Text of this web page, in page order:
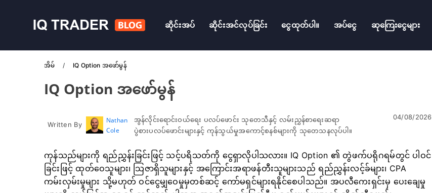
ဆိုင်းအပ် ဆိုင်းအင်လုပ်ခြင်း ငွေထုတ်ပါ။ အပ်ငွေ ဆုကြေးငွေများ
အိမ် IQ Option အဖော်မွန်
IQ Option အဖော်မွန်
Written By
Nathan
Cole
အွန်လိုင်းရောင်းဝယ်ရေး ပလပ်ဖောင်း သုတေသီနှင့် လမ်းညွှန်စာရေးဆရာ
ပွဲစားပလပ်ဖောင်းများနှင့် ကုန်သွယ်မှုအကောင့်စနစ်များကို သုတေသနလုပ်ပါ။
04/08/2026
ကုန်သည်များကို ရည်ညွှန်းခြင်းဖြင့် သင့်ပရိသတ်ကို ငွေရှာလိုပါသလား။ IQ Option ၏ တွဲဖက်ပရိုဂရမ်တွင် ပါဝင်
ခြင်းဖြင့် ထုတ်ဝေသူများ၊ သြဇာရှိသူများနှင့် အကြောင်းအရာဖန်တီးသူများသည် ရည်ညွှန်းလင့်ခ်များ၊ CPA
ကမ်းလှမ်းမှုများ သို့မဟုတ် ဝင်ငွေမျှဝေမှုမှတစ်ဆင့် ကော်မရှင်များရနိုင်စေပါသည်။ အပလီကေးရှင်းမှ ပေးချေမှု